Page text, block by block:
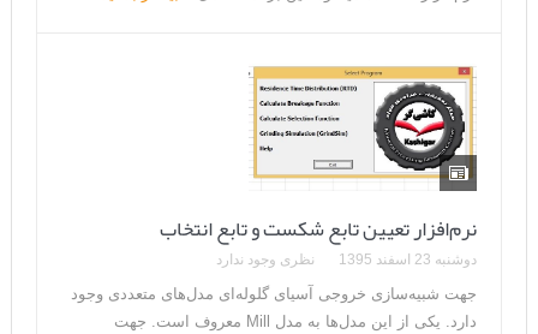
نرم‌افزار تعیین تابع شکست و تابع انتخاب
دوشنبه 23 اسفند 1395 نظری وجود ندارد
جهت شبیه‌سازی خروجی آسیای گلوله‌ای مدل‌های متعددی وجود
دارد. یکی از این مدل‌ها به مدل Mill معروف است. جهت